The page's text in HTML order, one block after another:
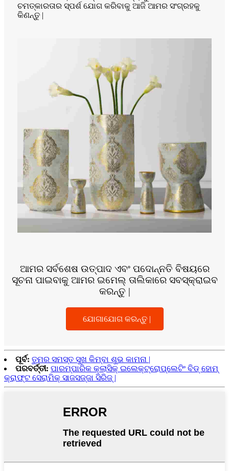
ଚମତ୍କାରତାର ସ୍ପର୍ଶ ଯୋଗ କରିବାକୁ ଆଜି ଆମର ସଂଗ୍ରହକୁ
କିଣନ୍ତୁ |
ଆମର ସର୍ବଶେଷ ଉତ୍ପାଦ ଏବଂ ପଦୋନ୍ନତି ବିଷୟରେ
ସୂଚନା ପାଇବାକୁ ଆମର ଇମେଲ୍ ତାଲିକାରେ ସବସ୍କ୍ରାଇବ
କରନ୍ତୁ |
ଯୋଗାଯୋଗ କରନ୍ତୁ |
ପୂର୍ବ: ତୁମର ସମସ୍ତ ସୁଖ କିମ୍ବା ଶୁଭ କାମନା |
ପରବର୍ତ୍ତୀ: ପାରମ୍ପାରିକ କ୍ଲାସିକ୍ ଇଲେକ୍ଟ୍ରୋପ୍ଲେଟିଂ ବିଡ୍ ହୋମ୍
କ୍ରାଫ୍ଟ ସେରାମିକ୍ ସାଜସଜ୍ଜା ସିରିଜ୍ |